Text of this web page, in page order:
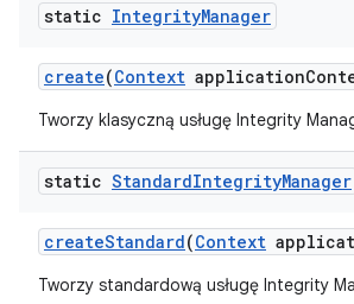
static IntegrityManager
create(Context
Tworzy klasyczną usługę Integrity
static StandardIntegrityManager
createStandard(Context
Tworzy standardową usługę Integrity